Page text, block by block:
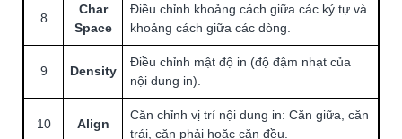
8
Char
Space
Điều chỉnh khoảng cách giữa các ký tự và
khoảng cách giữa các dòng.
9 Density
Điều chỉnh mật độ in (độ đậm nhạt của
nội dung in).
10 Align
Căn chỉnh vị trí nội dung in: Căn giữa, căn
trái, căn phải hoặc căn đều.